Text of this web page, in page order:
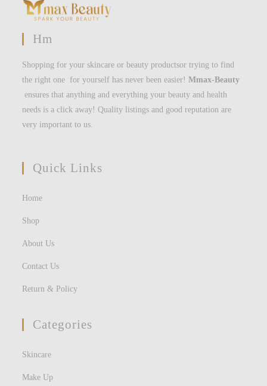
Hm
Shopping for your skincare or beauty productsor trying to find
the right one for yourself has never been easier!Mmax-Beauty
ensures that anything and everything your beauty and health
needs is a click away! Quality listings and good reputation are
very important to us.
Quick Links
Home
Shop
About Us
Contact Us
Return & Policy
Categories
Skincare
Make Up